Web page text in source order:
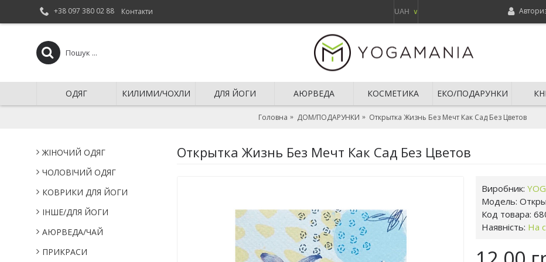
+38 097 380 02 88 Контакти UAH ∨
ОДЯГ КИЛИМИ/ЧОХЛИ ДЛЯ ЙОГИ АЮРВЕДА КОСМЕТИКА ЕКО/ПОДАРУНКИ
Головна ДОМ/ПОДАРУНКИ Открытка Жизнь Без Мечт Как Сад Без Цветов
ЖІНОЧИЙ ОДЯГ
ЧОЛОВІЧИЙ ОДЯГ
КОВРИКИ ДЛЯ ЙОГИ
IНШЕ/ДЛЯ ЙОГИ
АЮРВЕДА/ЧАЙ
ПРИКРАСИ
Открытка Жизнь Без Мечт Как Сад Без Цветов
Виробник:
Модель:
Код товара:
Наявність: На